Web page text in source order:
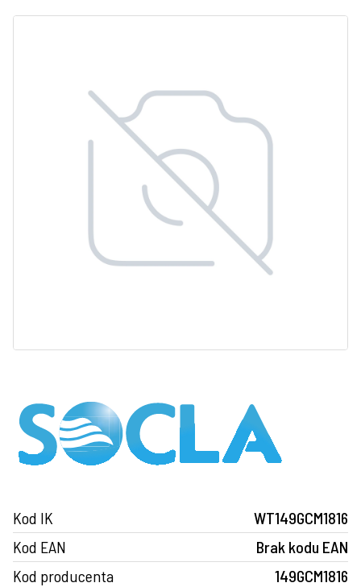
Kod IK
WT149GCM1816
Kod EAN
Brak kodu EAN
Kod producenta
149GCM1816